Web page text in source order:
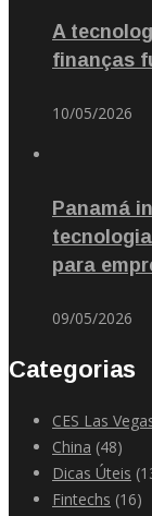
A
finanças
10/05/2026
Panamá
para
09/05/2026
Categorias
CES Las
China (48)
Dicas Úteis
Fintechs (16)